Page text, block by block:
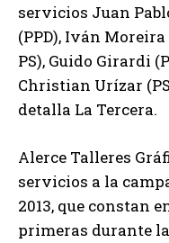
servicios Juan
(PPD), Iván
PS), Guido Girardi
Christian Urízar
detalla La Tercera.
Alerce Talleres
servicios a la
2013, que constan
primeras durante